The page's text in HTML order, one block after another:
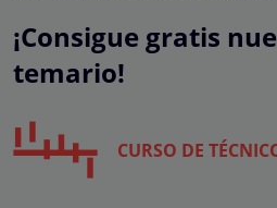
¡Consigue gratis
temario!
CURSO DE